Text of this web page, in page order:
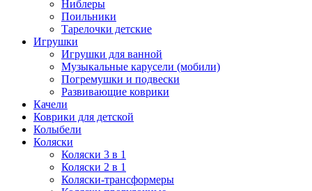
Ниблеры
Поильники
Тарелочки детские
Игрушки
Игрушки для ванной
Музыкальные карусели (мобили)
Погремушки и подвески
Развивающие коврики
Качели
Коврики для детской
Колыбели
Коляски
Коляски 3 в 1
Коляски 2 в 1
Коляски-трансформеры